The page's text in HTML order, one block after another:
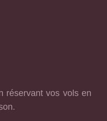
réservant vos vols en